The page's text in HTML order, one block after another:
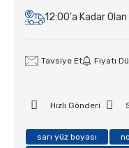
12:00'a Kadar
Tavsiye Et Fiyatı
Hızlı Gönderi
sarı yüz boyası